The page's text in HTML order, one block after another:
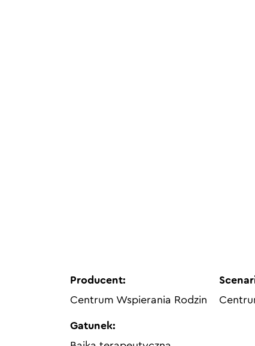
Producent:
Centrum Wspierania Rodzin
Gatunek: